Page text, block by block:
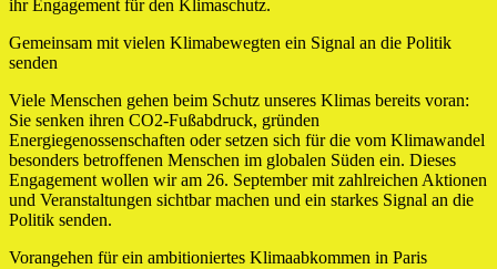
ihr Engagement für den Klimaschutz.
Gemeinsam mit vielen Klimabewegten ein Signal an die Politik
senden
Viele Menschen gehen beim Schutz unseres Klimas bereits voran:
Sie senken ihren CO2-Fußabdruck, gründen
Energiegenossenschaften oder setzen sich für die vom Klimawandel
besonders betroffenen Menschen im globalen Süden ein. Dieses
Engagement wollen wir am 26. September mit zahlreichen Aktionen
und Veranstaltungen sichtbar machen und ein starkes Signal an die
Politik senden.
Vorangehen für ein ambitioniertes Klimaabkommen in Paris